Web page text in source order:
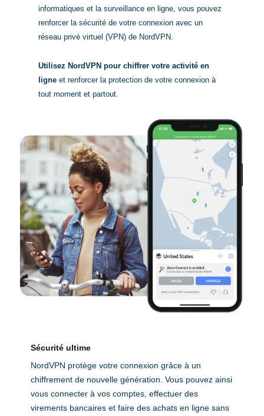
informatiques et la surveillance en ligne, vous pouvez
renforcer la sécurité de votre connexion avec un
réseau privé virtuel (VPN) de NordVPN.
Utilisez NordVPN pour chiffrer votre activité en
ligneet renforcer la protection de votre connexion à
tout moment et partout.
Sécurité ultime
NordVPN protège votre connexion grâce à un
chiffrement de nouvelle génération. Vous pouvez ainsi
vous connecter à vos comptes, effectuer des
virements bancaires et faire des achats en ligne sans